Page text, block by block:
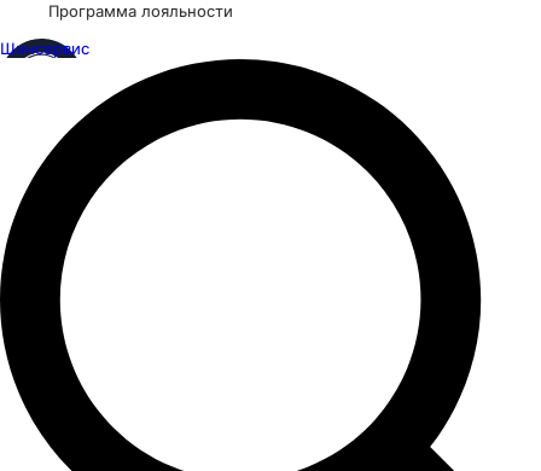
Программа лояльности
Шинсервис